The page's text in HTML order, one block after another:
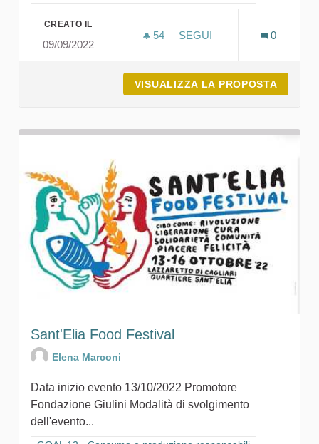
CREATO IL
09/09/2022
54 54 SOSTENITORI
SEGUI
0
VISUALIZZA LA PROPOSTA
Sant'Elia Food Festival
Elena Marconi
Data inizio evento 13/10/2022 Promotore
Fondazione Giulini Modalità di svolgimento
dell'evento...